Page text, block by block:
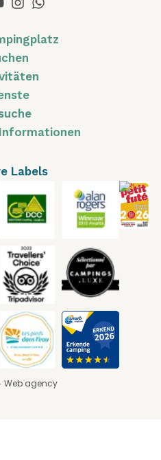
Labels
Web agency